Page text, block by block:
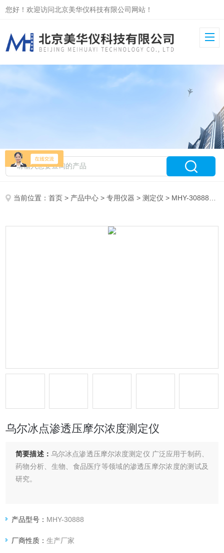
您好！欢迎访问北京美华仪科技有限公司网站！
当前位置：首页 > 产品中心 >专用仪器 >测定仪 > MHY-30888乌尔冰点渗透压摩尔浓度测定仪
乌尔冰点渗透压摩尔浓度测定仪
简要描述： 乌尔冰点渗透压摩尔浓度测定仪 广泛应用于制药、
药物分析、生物、食品医疗等领域的渗透压摩尔浓度的测试及
研究。
产品型号： MHY-30888
厂商性质：生产厂家